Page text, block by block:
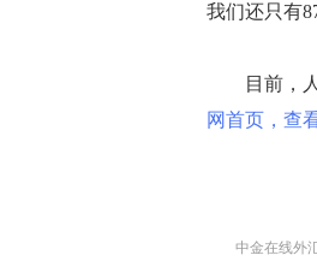
我们还只有
目前，人
网首页，查
中金在线外